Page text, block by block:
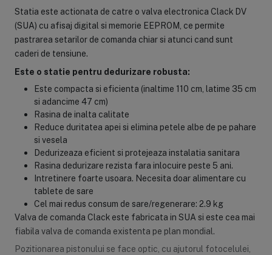
Statia este actionata de catre o valva electronica Clack DV
(SUA) cu afisaj digital si memorie EEPROM, ce permite
pastrarea setarilor de comanda chiar si atunci cand sunt
caderi de tensiune.
Este o statie pentru dedurizare robusta:
Este compacta si eficienta (inaltime 110 cm, latime 35 cm
si adancime 47 cm)
Rasina de inalta calitate
Reduce duritatea apei si elimina petele albe de pe pahare
si vesela
Dedurizeaza eficient si protejeaza instalatia sanitara
Rasina dedurizare rezista fara inlocuire peste 5 ani.
Intretinere foarte usoara. Necesita doar alimentare cu
tablete de sare
Cel mai redus consum de sare/regenerare: 2.9 kg
Valva de comanda Clack este fabricata in SUA si este cea mai
fiabila valva de comanda existenta pe plan mondial.
Pozitionarea pistonului se face optic, cu ajutorul fotocelulei,